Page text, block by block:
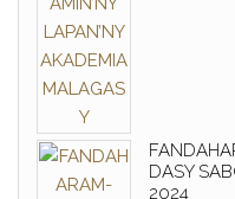
DASY
2024